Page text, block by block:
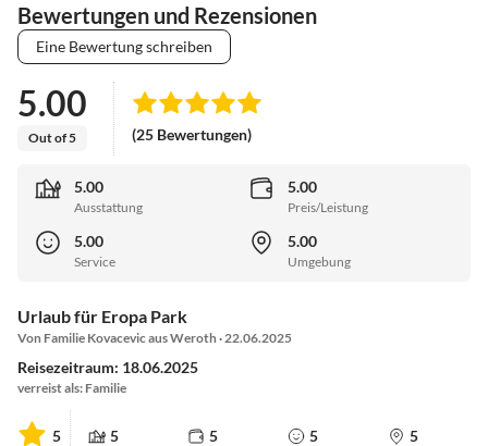
Bewertungen und Rezensionen
Eine Bewertung schreiben
5.00
Out of 5 (25 Bewertungen)
5.00
Ausstattung
5.00
Preis/Leistung
5.00
Service
5.00
Umgebung
Urlaub für Eropa Park
Von Familie Kovacevic aus Weroth · 22.06.2025
Reisezeitraum: 18.06.2025
verreist als: Familie
5 5 5 5 5